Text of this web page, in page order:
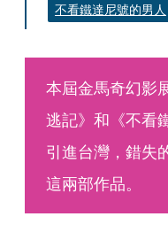
不看鐵達尼號的男人
本屆金馬奇幻影
逃記》和《不看
引進台灣，錯失
這兩部作品。